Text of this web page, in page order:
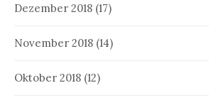
Dezember 2018 (17)
November 2018 (14)
Oktober 2018 (12)